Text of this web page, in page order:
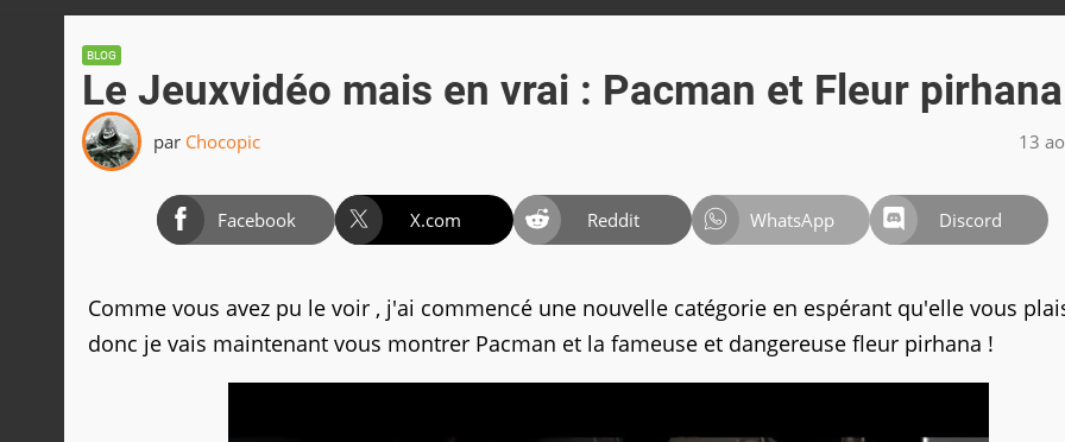
BLOG
Le Jeuxvidéo mais en vrai : Pacman et Fleur pirhana
par Chocopic 13
Facebook X.com Reddit WhatsApp Discord
Comme vous avez pu le voir , j'ai commencé une nouvelle catégorie en espérant qu'elle vous
donc je vais maintenant vous montrer Pacman et la fameuse et dangereuse fleur pirhana !